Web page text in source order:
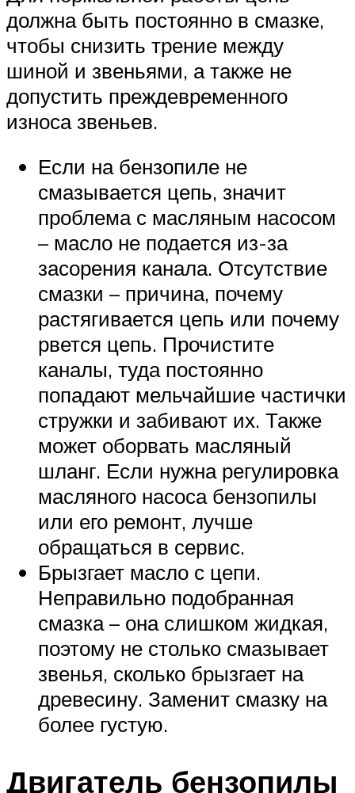
должна быть постоянно в смазке,
чтобы снизить трение между
шиной и звеньями, а также не
допустить преждевременного
износа звеньев.
Если на бензопиле не
смазывается цепь, значит
проблема с масляным насосом
– масло не подается из-за
засорения канала. Отсутствие
смазки – причина, почему
растягивается цепь или почему
рвется цепь. Прочистите
каналы, туда постоянно
попадают мельчайшие частички
стружки и забивают их. Также
может оборвать масляный
шланг. Если нужна регулировка
масляного насоса бензопилы
или его ремонт, лучше
обращаться в сервис.
Брызгает масло с цепи.
Неправильно подобранная
смазка – она слишком жидкая,
поэтому не столько смазывает
звенья, сколько брызгает на
древесину. Заменит смазку на
более густую.
Двигатель бензопилы